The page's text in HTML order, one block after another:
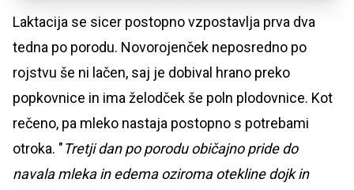
Laktacija se sicer postopno vzpostavlja prva dva
tedna po porodu. Novorojenček neposredno po
rojstvu še ni lačen, saj je dobival hrano preko
popkovnice in ima želodček še poln plodovnice. Kot
rečeno, pa mleko nastaja postopno s potrebami
otroka. "Tretji dan po porodu običajno pride do
navala mleka in edema oziroma otekline dojk in